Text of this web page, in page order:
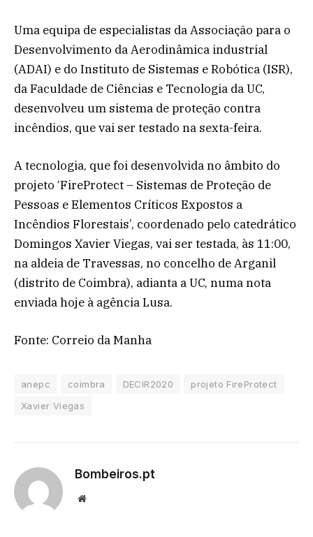
Uma equipa de especialistas da Associação para o
Desenvolvimento da Aerodinâmica industrial
(ADAI) e do Instituto de Sistemas e Robótica (ISR),
da Faculdade de Ciências e Tecnologia da UC,
desenvolveu um sistema de proteção contra
incêndios, que vai ser testado na sexta-feira.
A tecnologia, que foi desenvolvida no âmbito do
projeto ‘FireProtect – Sistemas de Proteção de
Pessoas e Elementos Críticos Expostos a
Incêndios Florestais’, coordenado pelo catedrático
Domingos Xavier Viegas, vai ser testada, às 11:00,
na aldeia de Travessas, no concelho de Arganil
(distrito de Coimbra), adianta a UC, numa nota
enviada hoje à agência Lusa.
Fonte: Correio da Manha
anepc coimbra DECIR2020
projeto FireProtect
Xavier Viegas
Bombeiros.pt
Website